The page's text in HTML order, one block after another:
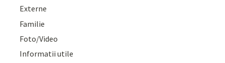
Externe
Familie
Foto/Video
Informatii utile